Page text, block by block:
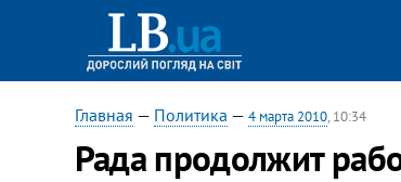
Главная — Политика — 4 марта 2010, 10:34
Рада продолжит